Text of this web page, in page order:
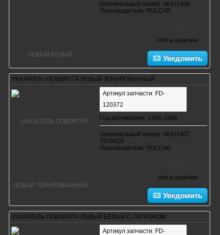
Оригинальный номер: 46411406
Производитель: POLCAR
Нет в наличии
Уведомить
УКАЗАТЕЛЬ ПОВОРОТА ЛЕВЫЙ ТОНИРОВАННЫЙ
Артикул запчасти: FD-
120372
Год автомобиля: 1991-1998
Оригинальный номер: 46411407,
7629826
Производитель: POLCAR
Нет в наличии
Уведомить
УКАЗАТЕЛЬ ПОВОРОТА ЛЕВЫЙ БЕЛЫЙ С ПАТРОНОМ
Артикул запчасти: FD-